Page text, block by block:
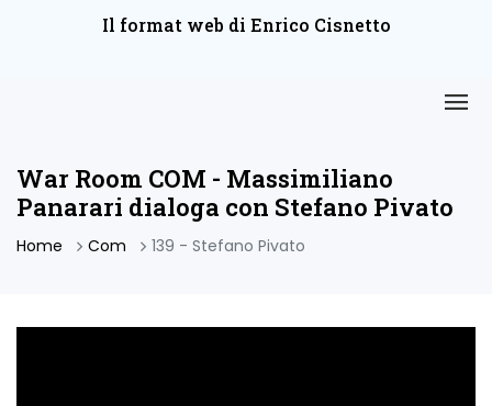
Il format web di Enrico Cisnetto
War Room COM - Massimiliano
Panarari dialoga con Stefano Pivato
Home Com 139 - Stefano Pivato